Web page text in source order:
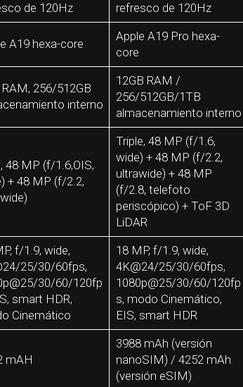
de 120Hz
refresco de 120Hz
A19 hexa-core
Apple A19 Pro hexa-
core
RAM, 256/512GB
interno
12GB RAM /
256/512GB/1TB
almacenamiento interno
48 MP (f/1.6,OIS,
+ 48 MP (f/2.2,
Triple, 48 MP (f/1.6,
wide) + 48 MP (f/2.2,
ultrawide) + 48 MP
(f/2.8, telefoto
periscópico) + ToF 3D
LiDAR
f/1.9, wide,
25/30/60fps,
30/60/120fp
smart HDR,
Cinemático
18 MP, f/1.9, wide,
4K@24/25/30/60fps,
1080p@25/30/60/120fp
s, modo Cinemático,
EIS, smart HDR
mAH
3988 mAh (versión
nanoSIM) / 4252 mAh
(versión eSIM)